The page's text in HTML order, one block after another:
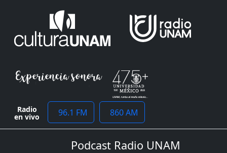
Radio
en vivo 96.1 FM 860 AM
Podcast Radio UNAM